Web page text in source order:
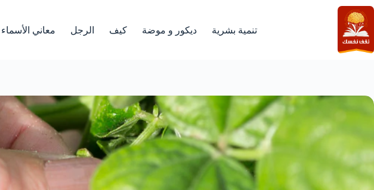
التجاوز
إلى
المحتوى
تنمية بشرية ديكور و موضة كيف الرجل معاني الأسماء